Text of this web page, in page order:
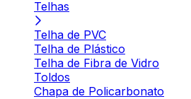
Telhas
Telha de PVC
Telha de Plástico
Telha de Fibra de Vidro
Toldos
Chapa de Policarbonato